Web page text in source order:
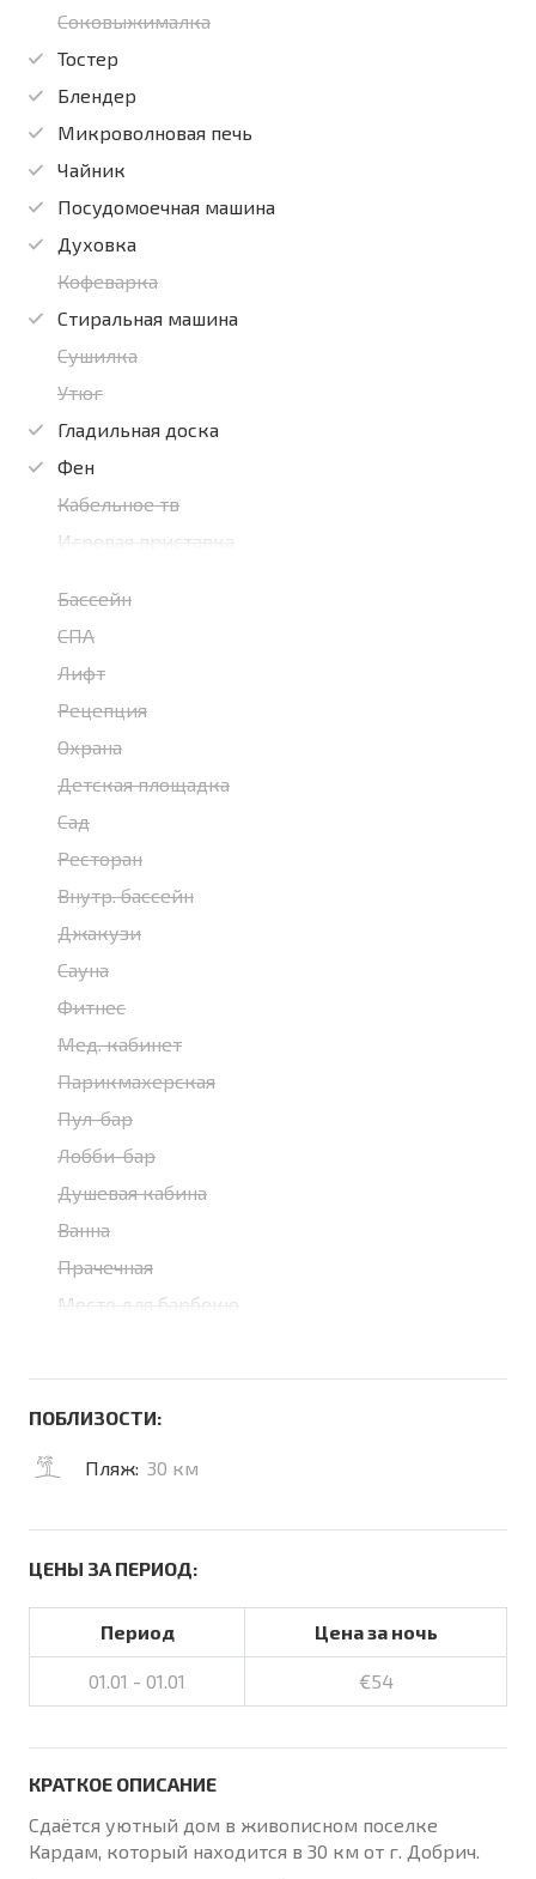
Соковыжималка
Тостер
Блендер
Микроволновая печь
Чайник
Посудомоечная машина
Духовка
Кофеварка
Стиральная машина
Сушилка
Утюг
Гладильная доска
Фен
Кабельное тв
Игровая приставка
Бассейн
СПА
Лифт
Рецепция
Охрана
Детская площадка
Сад
Ресторан
Внутр. бассейн
Джакузи
Сауна
Фитнес
Мед. кабинет
Парикмахерская
Пул-бар
Лобби-бар
Душевая кабина
Ванна
Прачечная
Место для барбекю
ПОБЛИЗОСТИ:
Пляж: 30 км
ЦЕНЫ ЗА ПЕРИОД:
Период Цена за ночь
01.01 - 01.01 €54
КРАТКОЕ ОПИСАНИЕ
Сдаётся уютный дом в живописном поселке
Кардам, который находится в 30 км от г. Добрич.